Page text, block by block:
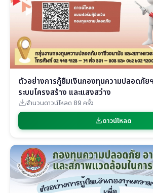
ตัวอย่างการกู้ยืมเงินกองทุนความปลอดภัย
ระบบโครงสร้าง และแสงสว่าง
จำนวนดาวน์โหลด 89 ครั้ง
ดาวน์โหลด